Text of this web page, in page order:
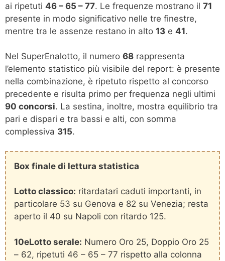
ai ripetuti 46 – 65 – 77. Le frequenze mostrano il 71
presente in modo significativo nelle tre finestre,
mentre tra le assenze restano in alto 13 e 41.
Nel SuperEnalotto, il numero 68 rappresenta
l’elemento statistico più visibile del report: è presente
nella combinazione, è ripetuto rispetto al concorso
precedente e risulta primo per frequenza negli ultimi
90 concorsi. La sestina, inoltre, mostra equilibrio tra
pari e dispari e tra bassi e alti, con somma
complessiva 315.
Box finale di lettura statistica
Lotto classico: ritardatari caduti importanti, in
particolare 53 su Genova e 82 su Venezia; resta
aperto il 40 su Napoli con ritardo 125.
10eLotto serale: Numero Oro 25, Doppio Oro 25
– 62, ripetuti 46 – 65 – 77 rispetto alla colonna